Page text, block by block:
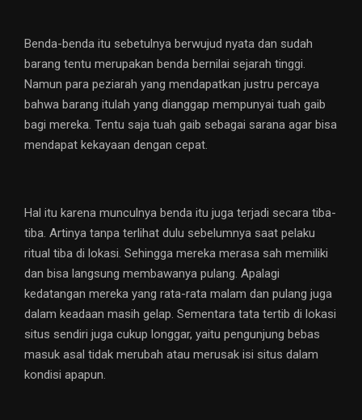
Benda-benda itu sebetulnya berwujud nyata dan sudah
barang tentu merupakan benda bernilai sejarah tinggi.
Namun para peziarah yang mendapatkan justru percaya
bahwa barang itulah yang dianggap mempunyai tuah gaib
bagi mereka. Tentu saja tuah gaib sebagai sarana agar bisa
mendapat kekayaan dengan cepat.
Hal itu karena munculnya benda itu juga terjadi secara tiba-
tiba. Artinya tanpa terlihat dulu sebelumnya saat pelaku
ritual tiba di lokasi. Sehingga mereka merasa sah memiliki
dan bisa langsung membawanya pulang. Apalagi
kedatangan mereka yang rata-rata malam dan pulang juga
dalam keadaan masih gelap. Sementara tata tertib di lokasi
situs sendiri juga cukup longgar, yaitu pengunjung bebas
masuk asal tidak merubah atau merusak isi situs dalam
kondisi apapun.